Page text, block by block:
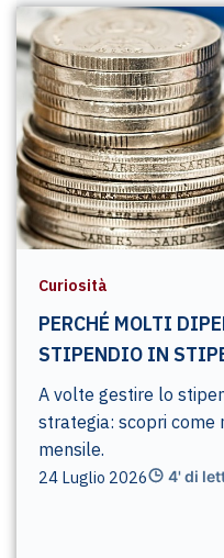
Curiosità
PERCHÉ MOLTI
STIPENDIO IN
A volte gestire lo
strategia: scopri come
mensile.
24 Luglio 2026 4' di